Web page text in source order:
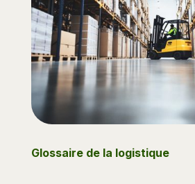
Glossaire de la logistique